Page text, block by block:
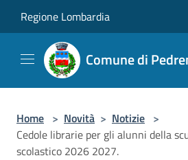
Regione Lombardia
Comune di
Home > Novità > Notizie >
Cedole librarie per gli alunni della
scolastico 2026 2027.